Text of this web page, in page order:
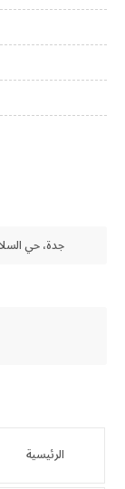
جدة، حي
الرئيسية